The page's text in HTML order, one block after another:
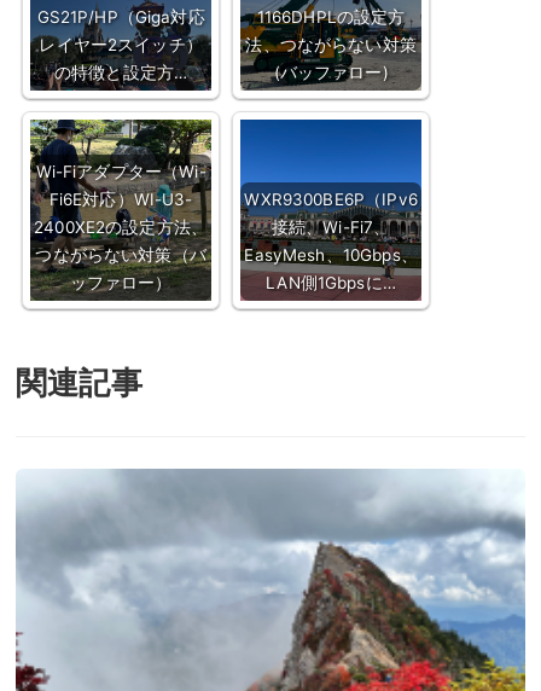
GS21P/HP（Giga対応
レイヤー2スイッチ）
の特徴と設定方…
1166DHPLの設定方
法、つながらない対策
(バッファロー)
Wi-Fiアダプター（Wi-
Fi6E対応）WI-U3-
2400XE2の設定方法、
つながらない対策（バ
ッファロー）
WXR9300BE6P（IPv6
接続、Wi-Fi7、
EasyMesh、10Gbps、
LAN側1Gbpsに…
関連記事